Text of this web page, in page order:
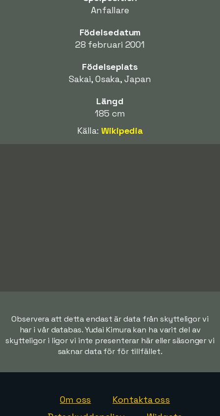
Anfallare
Födelsedatum
28 februari 2001
Födelseplats
Sakai, Osaka, Japan
Längd
185 cm
Källa:Wikipedia
Observera att detta endast är data från skytteligor vi
har i vår databas. Yudai Kimura kan ha varit del av
skytteligor i ligor vi inte presenterar här eller säsonger vi
saknar data för för tillfället.
Om oss
Kontakta oss